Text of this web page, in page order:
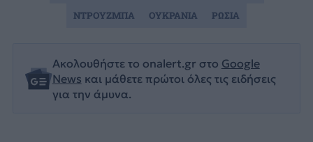
Ακολουθήστε το onalert.gr στο Google
News και μάθετε πρώτοι όλες τις ειδήσεις
για την άμυνα.
ΝΤΡΟΥΖΜΠΑ
ΟΥΚΡΑΝΙΑ ΡΩΣΙΑ